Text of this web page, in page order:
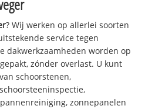
? Wij werken op allerlei soorten
service tegen
dakwerkzaamheden worden op
zónder overlast. U kunt
schoorstenen,
zonnepanelen